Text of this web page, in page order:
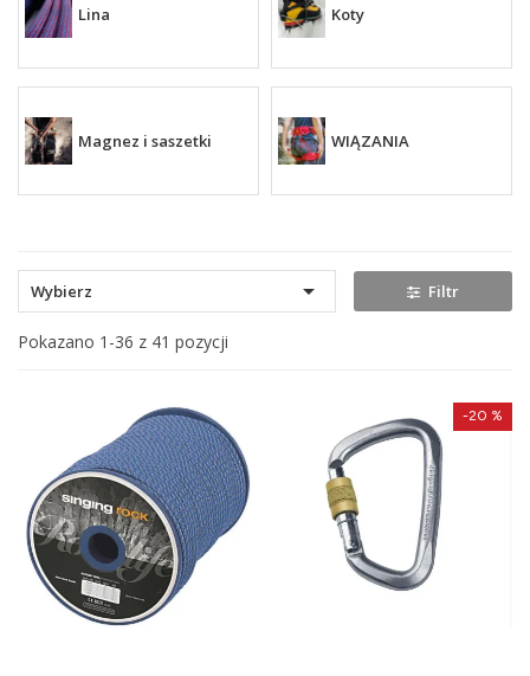
Lina Koty
Magnez i saszetki WIĄZANIA
Wybierz  Filtr
Pokazano 1-36 z 41 pozycji
-20 %